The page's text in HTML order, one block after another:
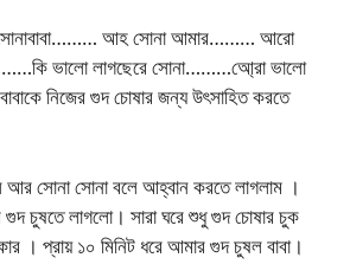
আহ সোনা আমার……… আরো
ভালো লাগছেরে সোনা………আ্রো ভালো
নিজের গুদ চোষার জন্য উৎসাহিত করতে
আর সোনা সোনা বলে আহ্বান করতে লাগলাম ।
চুষতে লাগলো। সারা ঘরে শুধু গুদ চোষার চুক
। প্রায় ১০ মিনিট ধরে আমার গুদ চুষল বাবা।